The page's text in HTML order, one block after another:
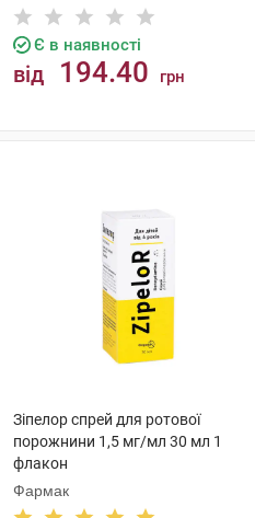
Є в наявності
від 194.40 грн
Зіпелор спрей для ротової
порожнини 1,5 мг/мл 30 мл 1
флакон
Фармак